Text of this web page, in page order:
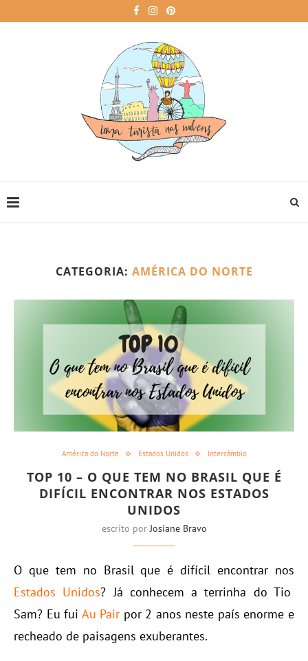
CATEGORIA: AMÉRICA DO NORTE
América do Norte Estados Unidos Intercâmbio
TOP 10 – O QUE TEM NO BRASIL QUE É
DIFÍCIL ENCONTRAR NOS ESTADOS
UNIDOS
escrito porJosiane Bravo
O que tem no Brasil que é difícil encontrar nos
Estados Unidos? Já conhecem a terrinha do Tio
Sam? Eu fui Au Pair por 2 anos neste país enorme e
recheado de paisagens exuberantes.